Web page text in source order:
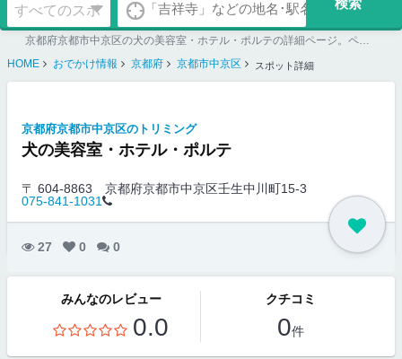
京都府京都市中京区の犬の美容室・ホテル・ポルテの詳細ページ。ペット同伴可のお店探しならペットホームウェブ。ペット可賃貸のお部屋探し、ペット可マンション購入のご検討時にもご利用ください。
HOME
おでかけ情報 京都府 京都市中京区 スポット詳細
京都府京都市中京区のトリミング
犬の美容室・ホテル・ポルテ
〒 604-8863
京都府京都市中京区壬生中川町15-3
075-841-1031
27 0 0
みんなのレビュー
0.0
クチコミ
0件